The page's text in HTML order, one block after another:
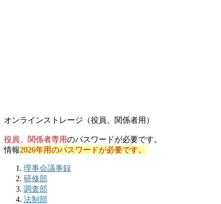
オンラインストレージ（役員、関係者用）
役員、関係者専用のパスワードが必要です。
情報2026年用のパスワードが必要です。
理事会議事録
研修部
調査部
法制部